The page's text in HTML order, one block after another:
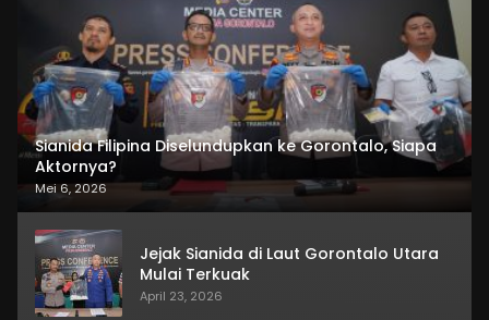
Sianida Filipina Diselundupkan ke Gorontalo, Siapa
Aktornya?
Mei 6, 2026
Jejak Sianida di Laut Gorontalo Utara
Mulai Terkuak
April 23, 2026